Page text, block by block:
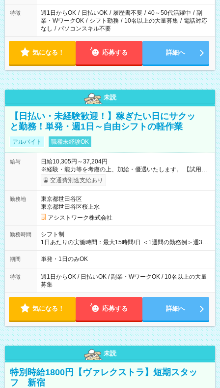
特徴 週1日からOK / 日払いOK / 履歴書不要 / 40～50代活躍中 / 副
業・WワークOK / シフト勤務 / 10名以上の大量募集 / 電話対応
なし / パソコンスキル不要
気になる！ 応募する 詳細へ
未読
【日払い・未経験歓迎！】稼ぎたい日にサクッ
と勤務！単発・週1日～自由シフトの軽作業
アルバイト 職種未経験OK
給与
日給10,305円～37,204円
※経験・能力等を考慮の上、加給・優遇いたします。 【試用期
間】試用期間なし
交通費別途支給あり
勤務地
東京都世田谷区
東京都世田谷区桜上水
アシストワーク株式会社
勤務時間
シフト制
1日あたりの実働時間：最大15時間/日 ＜1週間の勤務例＞週3回
勤務 勤務：月・水・金 休み：火・木・土・日 好きな時にお仕事
可能です！ ※1日あたりの最大実働時間は日勤、夜勤共に勤務し
期間 単発・1日のみOK
特徴
週1日からOK / 日払いOK / 副業・WワークOK / 10名以上の大量
募集
気になる！ 応募する 詳細へ
未読
特別時給1800円【ヴァレクストラ】短期スタッ
フ 新宿